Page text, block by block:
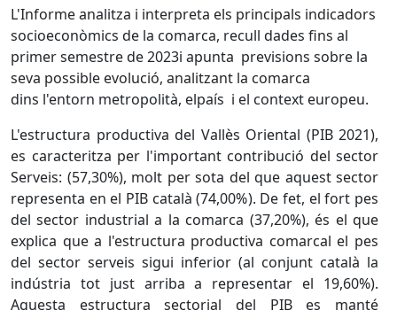
L'Informe analitza i interpreta els principals indicadors
socioeconòmics de la comarca, recull dades fins al
primer semestre de 2023i apunta previsions sobre la
seva possible evolució, analitzant la comarca
dins l'entorn metropolità, elpaís i el context europeu.
L'estructura productiva del Vallès Oriental (PIB 2021),
es caracteritza per l'important contribució del sector
Serveis: (57,30%), molt per sota del que aquest sector
representa en el PIB català (74,00%). De fet, el fort pes
del sector industrial a la comarca (37,20%), és el que
explica que a l'estructura productiva comarcal el pes
del sector serveis sigui inferior (al conjunt català la
indústria tot just arriba a representar el 19,60%).
Aquesta estructura sectorial del PIB es manté